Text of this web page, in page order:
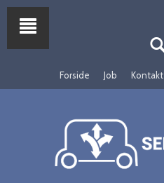
Forside Job Kontakt